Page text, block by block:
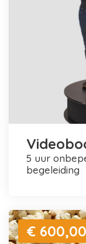
5 uur onbeperkt video's maken + personele
begeleiding
€ 600,00